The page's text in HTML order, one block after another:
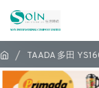
TAADA 多田